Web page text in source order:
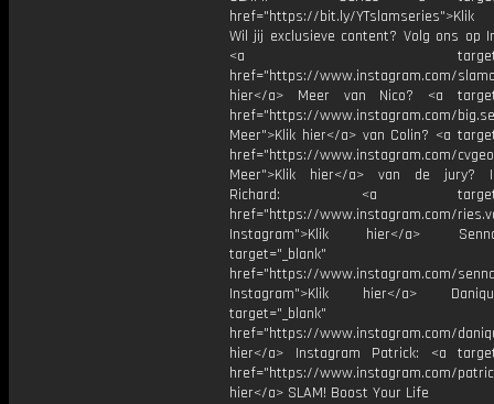
href="https://bit.ly/
Wil jij exclusieve content? Volg ons op
<a
href="https://www.instagram.com/
hier</a> Meer van Nico? <a
href="https://www.instagram.com/
Meer">Klik hier</a> van Colin? <a
href="https://www.instagram.com/
Meer">Klik hier</a> van de jury?
Richard: <a
href="https://www.instagram.com/
Instagram">Klik hier</a>
target="_blank"
href="https://www.instagram.com/
Instagram">Klik hier</a>
target="_blank"
href="https://www.instagram.com/
hier</a> Instagram Patrick: <a
href="https://www.instagram.com/
hier</a> SLAM! Boost Your Life